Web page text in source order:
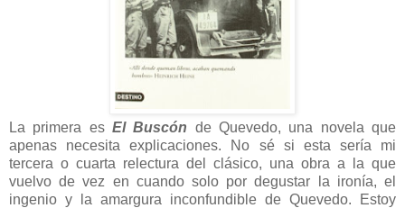
La primera es El Buscón de Quevedo, una novela que
apenas necesita explicaciones. No sé si esta sería mi
tercera o cuarta relectura del clásico, una obra a la que
vuelvo de vez en cuando solo por degustar la ironía, el
ingenio y la amargura inconfundible de Quevedo. Estoy